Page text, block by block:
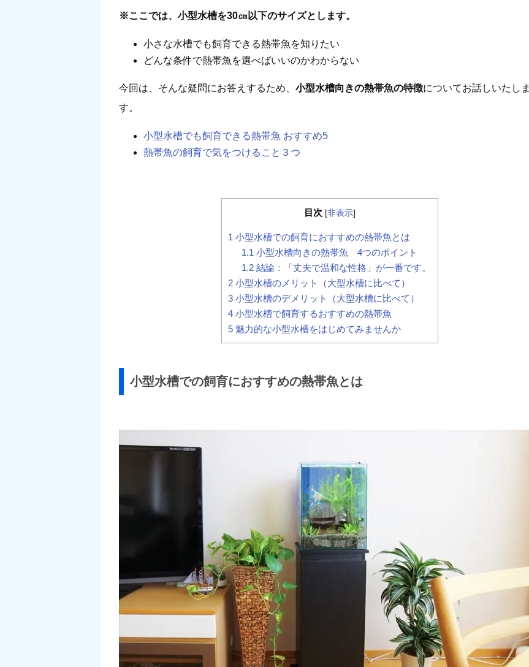
※ここでは、小型水槽を30㎝以下のサイズとします。
小さな水槽でも飼育できる熱帯魚を知りたい
どんな条件で熱帯魚を選べばいいのかわからない
今回は、そんな疑問にお答えするため、小型水槽向きの熱帯魚の特徴についてお話しいたしま
す。
小型水槽でも飼育できる熱帯魚 おすすめ5
熱帯魚の飼育で気をつけること３つ
目次 [非表示]
1 小型水槽での飼育におすすめの熱帯魚とは
1.1 小型水槽向きの熱帯魚 4つのポイント
1.2 結論：「丈夫で温和な性格」が一番です。
2小型水槽のメリット（大型水槽に比べて）
3小型水槽のデメリット（大型水槽に比べて）
4小型水槽で飼育するおすすめの熱帯魚
5魅力的な小型水槽をはじめてみませんか
小型水槽での飼育におすすめの熱帯魚とは